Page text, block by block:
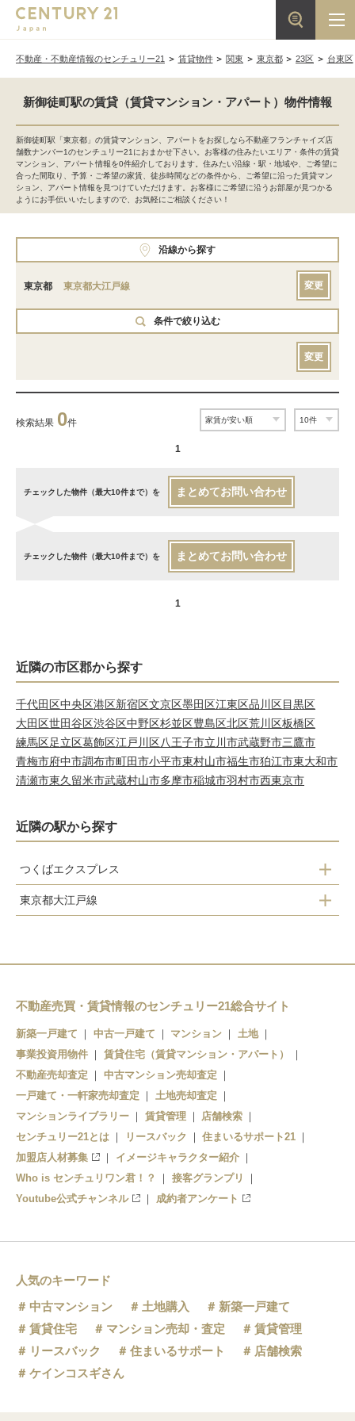
不動産・不動産情報のセンチュリー21 賃貸物件 関東 東京都 23区 台東区
新御徒町駅の賃貸（賃貸マンション・アパート）物件情報
新御徒町駅「東京都」の賃貸マンション、アパートをお探しなら不動産フランチャイズ店
舗数ナンバー1のセンチュリー21におまかせ下さい。お客様の住みたいエリア・条件の賃貸
マンション、アパート情報を0件紹介しております。住みたい沿線・駅・地域や、ご希望に
合った間取り、予算・ご希望の家賃、徒歩時間などの条件から、ご希望に沿った賃貸マン
ション、アパート情報を見つけていただけます。お客様にご希望に沿うお部屋が見つかる
ようにお手伝いいたしますので、お気軽にご相談ください！
沿線から探す
東京都 東京都大江戸線 変更
条件で絞り込む
変更
検索結果 0件
1
チェックした物件（最大10件まで）を まとめてお問い合わせ
チェックした物件（最大10件まで）を まとめてお問い合わせ
1
近隣の市区郡から探す
千代田区中央区港区新宿区文京区墨田区江東区品川区目黒区
大田区世田谷区渋谷区中野区杉並区豊島区北区荒川区板橋区
練馬区足立区葛飾区江戸川区八王子市立川市武蔵野市三鷹市
青梅市府中市調布市町田市小平市東村山市福生市狛江市東大和市
清瀬市東久留米市武蔵村山市多摩市稲城市羽村市西東京市
近隣の駅から探す
つくばエクスプレス
秋葉原
東京都大江戸線
本郷三丁目
上野御徒町
新御徒町
蔵前
両国
森下
不動産売買・賃貸情報のセンチュリー21総合サイト
新築一戸建て 中古一戸建て マンション
土地
事業投資用物件
賃貸住宅（賃貸マンション・アパート）
不動産売却査定
中古マンション売却査定
一戸建て・一軒家売却査定
土地売却査定
マンションライブラリー
賃貸管理
店舗検索
センチュリー21とは
リースバック
住まいるサポート21
加盟店人材募集
イメージキャラクター紹介
Who is センチュリワン君！？
接客グランプリ
Youtube公式チャンネル
成約者アンケート
人気のキーワード
中古マンション
土地購入
新築一戸建て
賃貸住宅
マンション売却・査定
賃貸管理
リースバック
住まいるサポート
店舗検索
ケインコスギさん